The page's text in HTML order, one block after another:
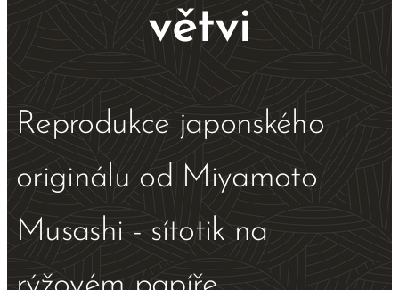
větvi
Reprodukce japonského
originálu od Miyamoto
Musashi - sítotik na